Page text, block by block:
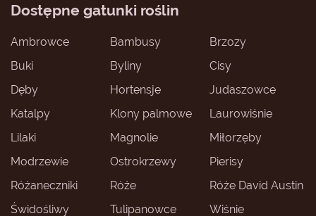
Dostępne gatunki roślin
Ambrowce Bambusy
Brzozy
Buki
Byliny
Cisy
Dęby
Hortensje
Judaszowce
Katalpy
Klony palmowe
Laurowiśnie
Lilaki
Magnolie
Miłorzęby
Modrzewie
Ostrokrzewy
Pierisy
Różaneczniki
Róże
Róże David Austin
Świdośliwy
Tulipanowce Wiśnie